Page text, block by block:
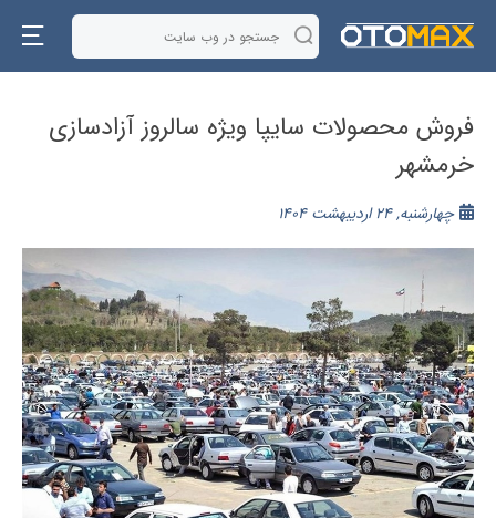
فروش محصولات سایپا ویژه سالروز آزادسازی
خرمشهر
چهارشنبه, 24 اردیبهشت 1404